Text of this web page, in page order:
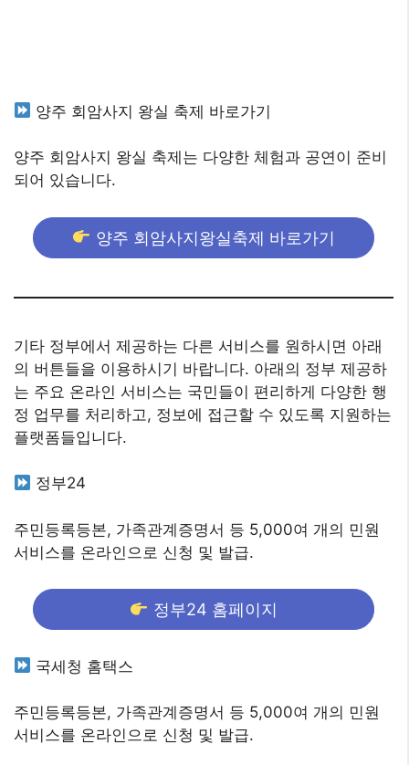
양주 회암사지 왕실 축제 바로가기
양주 회암사지 왕실 축제는 다양한 체험과 공연이 준비
되어 있습니다.
양주 회암사지왕실축제 바로가기
기타 정부에서 제공하는 다른 서비스를 원하시면 아래
의 버튼들을 이용하시기 바랍니다. 아래의 정부 제공하
는 주요 온라인 서비스는 국민들이 편리하게 다양한 행
정 업무를 처리하고, 정보에 접근할 수 있도록 지원하는
플랫폼들입니다.
정부24
주민등록등본, 가족관계증명서 등 5,000여 개의 민원
서비스를 온라인으로 신청 및 발급.
정부24 홈페이지
국세청 홈택스
주민등록등본, 가족관계증명서 등 5,000여 개의 민원
서비스를 온라인으로 신청 및 발급.